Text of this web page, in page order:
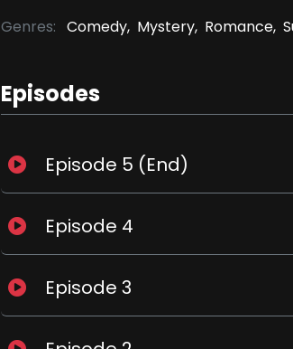
Genres: Comedy, Mystery, Romance,
Episodes
Episode 5 (End)
Episode 4
Episode 3